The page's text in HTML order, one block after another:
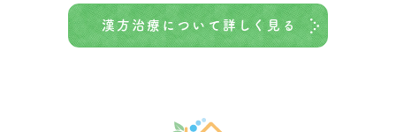
漢方治療について詳しく見る